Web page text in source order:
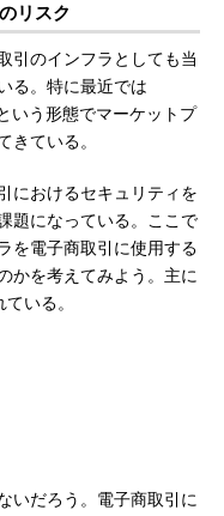
リスク
引のインフラとしても当
る。特に最近では
いう形態でマーケットプ
きている。
におけるセキュリティを
題になっている。ここで
を電子商取引に使用する
かを考えてみよう。主に
いる。
いだろう。電子商取引に